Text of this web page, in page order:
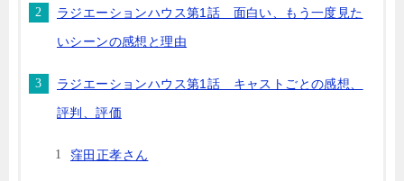
ラジエーションハウス第1話 面白い、もう一度見た
いシーンの感想と理由
ラジエーションハウス第1話 キャストごとの感想、
評判、評価
窪田正孝さん